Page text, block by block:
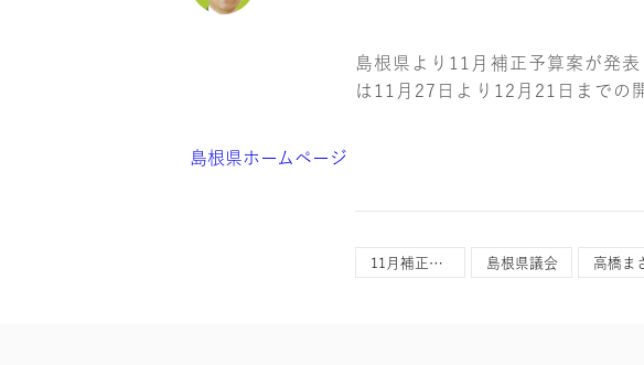
島根県より11月補正予算案が発
は11月27日より12月21日までの
島根県ホームページ
11月補正予算 島根県議会